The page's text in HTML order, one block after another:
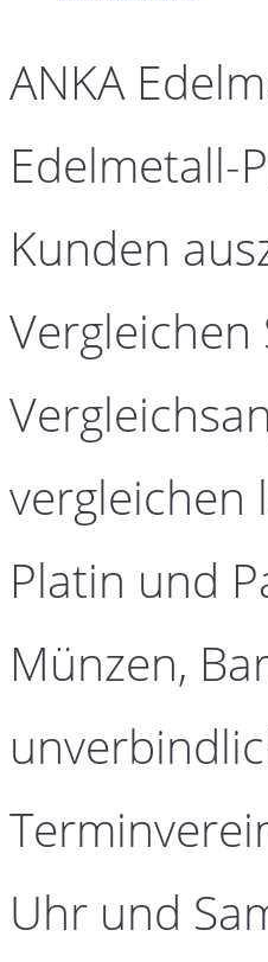
ANKA
Edelmetall-
Kunden
Vergleichen
Platin und
Münzen,
Uhr und